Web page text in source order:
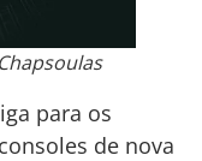
para os
de nova